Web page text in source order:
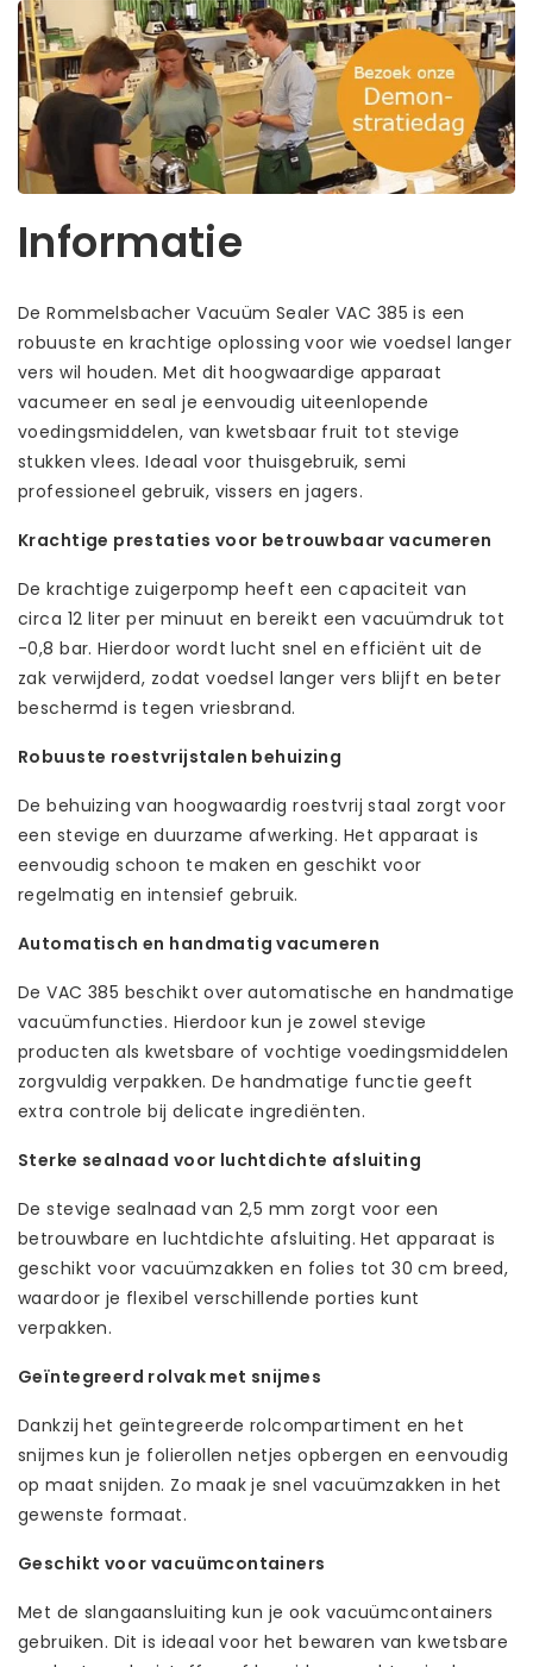
Informatie
De Rommelsbacher Vacuüm Sealer VAC 385 is een
robuuste en krachtige oplossing voor wie voedsel langer
vers wil houden. Met dit hoogwaardige apparaat
vacumeer en seal je eenvoudig uiteenlopende
voedingsmiddelen, van kwetsbaar fruit tot stevige
stukken vlees. Ideaal voor thuisgebruik, semi
professioneel gebruik, vissers en jagers.
Krachtige prestaties voor betrouwbaar vacumeren
De krachtige zuigerpomp heeft een capaciteit van
circa 12 liter per minuut en bereikt een vacuümdruk tot
-0,8 bar. Hierdoor wordt lucht snel en efficiënt uit de
zak verwijderd, zodat voedsel langer vers blijft en beter
beschermd is tegen vriesbrand.
Robuuste roestvrijstalen behuizing
De behuizing van hoogwaardig roestvrij staal zorgt voor
een stevige en duurzame afwerking. Het apparaat is
eenvoudig schoon te maken en geschikt voor
regelmatig en intensief gebruik.
Automatisch en handmatig vacumeren
De VAC 385 beschikt over automatische en handmatige
vacuümfuncties. Hierdoor kun je zowel stevige
producten als kwetsbare of vochtige voedingsmiddelen
zorgvuldig verpakken. De handmatige functie geeft
extra controle bij delicate ingrediënten.
Sterke sealnaad voor luchtdichte afsluiting
De stevige sealnaad van 2,5 mm zorgt voor een
betrouwbare en luchtdichte afsluiting. Het apparaat is
geschikt voor vacuümzakken en folies tot 30 cm breed,
waardoor je flexibel verschillende porties kunt
verpakken.
Geïntegreerd rolvak met snijmes
Dankzij het geïntegreerde rolcompartiment en het
snijmes kun je folierollen netjes opbergen en eenvoudig
op maat snijden. Zo maak je snel vacuümzakken in het
gewenste formaat.
Geschikt voor vacuümcontainers
Met de slangaansluiting kun je ook vacuümcontainers
gebruiken. Dit is ideaal voor het bewaren van kwetsbare